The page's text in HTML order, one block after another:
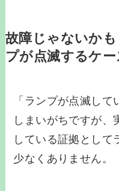
故障じゃないか
プが点滅するケー
「ランプが点滅し
しまいがちですが、
している証拠として
少なくありません。